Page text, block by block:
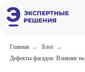
Главная → Блог →
Дефекты фасадов: Влияние на
391-81-00